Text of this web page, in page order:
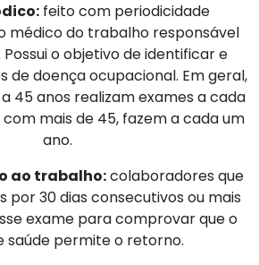
feito com periodicidade
médico do trabalho responsável
o objetivo de identificar e
de doença ocupacional. Em geral,
a 45 anos realizam exames a cada
com mais de 45, fazem a cada um
ano.
ao trabalho:colaboradores que
por 30 dias consecutivos ou mais
exame para comprovar que o
saúde permite o retorno.